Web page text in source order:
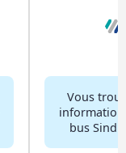
Vous
bus